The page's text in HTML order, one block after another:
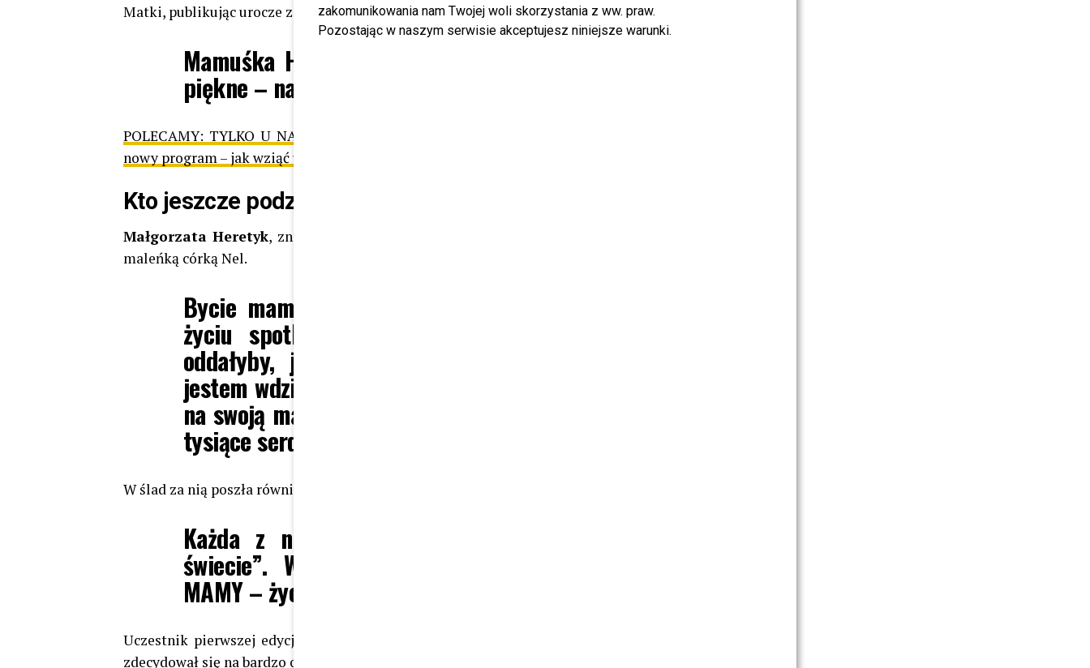
zakomunikowania nam Twojej woli skorzystania z ww. praw.
Pozostając w naszym serwisie akceptujesz niniejsze warunki.
Matki, publikując urocze zdjęcie ze swoją mamą. Do fotografii dodał ciepłe słowa:
Mamuśka Halusia bez niej nic by nie było takie
piękne – napisał.
POLECAMY: TYLKO U NAS: Katarzyna Bosacka nową Magdą Gessler w TVP? Nowa fucha,
nowy program – jak wziąć udział w castingu?
Kto jeszcze podzielił się zdjęciami?
Małgorzata Heretyk, znana z serialu „19+”, opublikowała pełne czułości zdjęcia ze swoją
maleńką córką Nel.
Bycie mamą Nel to najcudowniejsze, co mnie w
życiu spotkało. Nie ma słów, które w pełni
oddałyby, jak bardzo ją kocham i jak bardzo
jestem wdzięczna, że to właśnie ona mnie wybrała
na swoją mamę – wyznała. Jej post szybko zdobył
tysiące serduszek i komentarzy innych mam.
W ślad za nią poszła również
Każda z nas stara się być tą “Najlepszą na
świecie”. Wszystkiego najlepszego dla KAŻDEJ
MAMY – życzyła swoim obserwatorkom.
Uczestnik pierwszej edycji „Hotelu Paradise” i początkujący wokalista,
zdecydował się na bardzo osobisty wpis: